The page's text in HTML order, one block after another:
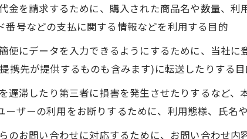
金を請求するために、購入された商品名や数量、
番号などの支払に関する情報などを利用する目的
便にデータを入力できるようにするために、当社
携先が提供するものも含みます)に転送したりする
遅滞したり第三者に損害を発生させたりするなど
ーザーの利用をお断りするために、利用態様、氏
のお問い合わせに対応するために、お問い合わせ